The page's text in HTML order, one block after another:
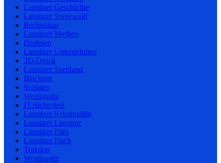
Lausitzer Geschichte
Lausitzer Spreewald
Rechtsstaat
Lausitzer Mythen
Drohnen
Lausitzer Unternehmen
3D-Druck
Lausitzer Seenland
Blackout
Soziales
Westlausitz
IT-Sicherheit
Lausitzer Kriminalität
Lausitzer Literatur
Lausitzer Film
Lausitzer Fisch
Traktion
Westlausitz